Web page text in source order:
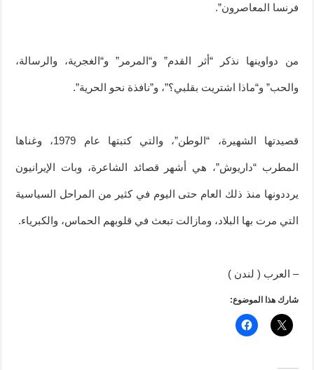
فرنسا المعاصرون”.
من دواوينها نذكر “أثر القدم” و“المرمر” و“الغجرية، والرسالة،
والحب” و“ماذا اشتريت بقلبي؟”، و”نافذة نحو الحرية”.
قصيدتها الشهيرة، “الوطن”، والتي كتبتها عام 1979، وغناها
المطرب “داريوش”، هي أشهر قصائد الشاعرة، وبات الإيرانيون
يرددونها منذ ذلك العام حتى اليوم في كثير من المراحل السياسية
التي مرت بها البلاد، ومازالت تبعث في قلوبهم الحماس، والكبرياء.
– العرب ( لندن )
شارك هذا الموضوع: